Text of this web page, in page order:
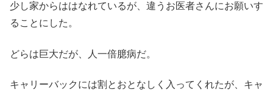
少し家からははなれているが、違うお医者さんにお願いす
ることにした。
どらは巨大だが、人一倍臆病だ。
キャリーバックには割とおとなしく入ってくれたが、キャ